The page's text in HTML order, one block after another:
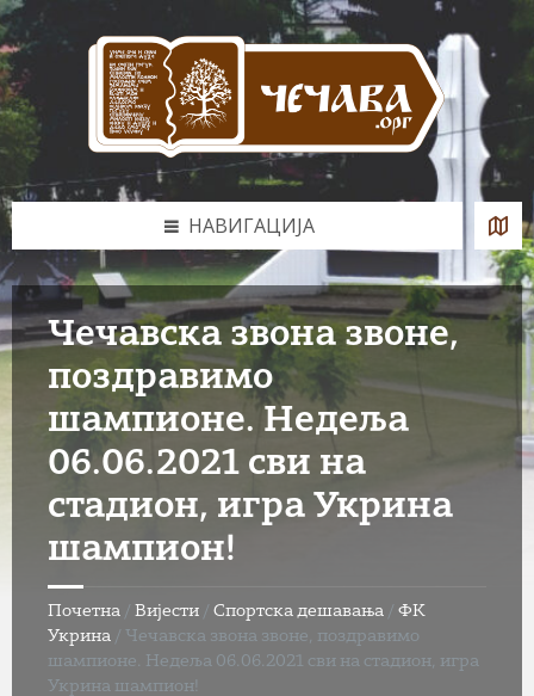
Skip
to
content
Skip
to
left
sidebar
Skip
to
footer
НАВИГАЦИЈА
Чечавска звона звоне,
поздравимо
шампионе. Недеља
06.06.2021 сви на
стадион, игра Укрина
шампион!
Почетна / Вијести / Спортска дешавања / ФК
Укрина / Чечавска звона звоне, поздравимо
шампионе. Недеља 06.06.2021 сви на стадион, игра
Укрина шампион!